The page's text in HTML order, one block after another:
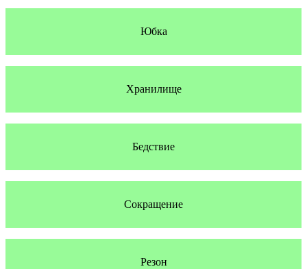
Юбка
Хранилище
Бедствие
Сокращение
Резон